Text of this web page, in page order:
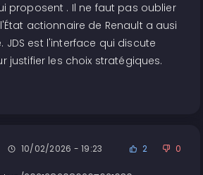
proposent . Il ne faut pas oublier
actionnaire de Renault a ausi
JDS est l'interface qui discute
justifier les choix stratégiques.
10/02/2026 - 19:23 2 0